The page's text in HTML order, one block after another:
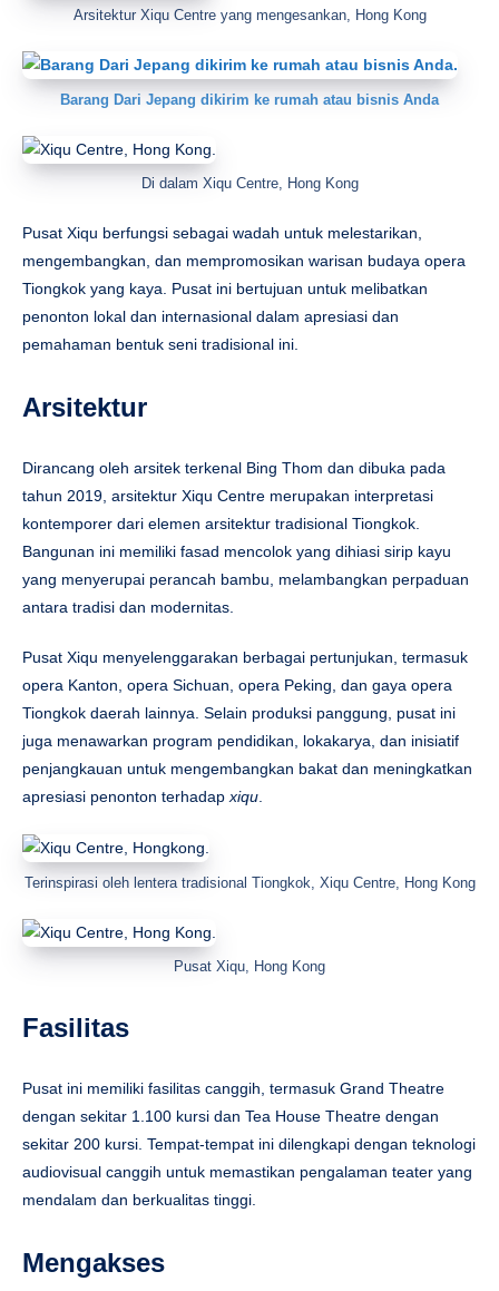
Arsitektur Xiqu Centre yang mengesankan, Hong Kong
Barang Dari Jepang dikirim ke rumah atau bisnis Anda
Di dalam Xiqu Centre, Hong Kong
Pusat Xiqu berfungsi sebagai wadah untuk melestarikan,
mengembangkan, dan mempromosikan warisan budaya opera
Tiongkok yang kaya. Pusat ini bertujuan untuk melibatkan
penonton lokal dan internasional dalam apresiasi dan
pemahaman bentuk seni tradisional ini.
Arsitektur
Dirancang oleh arsitek terkenal Bing Thom dan dibuka pada
tahun 2019, arsitektur Xiqu Centre merupakan interpretasi
kontemporer dari elemen arsitektur tradisional Tiongkok.
Bangunan ini memiliki fasad mencolok yang dihiasi sirip kayu
yang menyerupai perancah bambu, melambangkan perpaduan
antara tradisi dan modernitas.
Pusat Xiqu menyelenggarakan berbagai pertunjukan, termasuk
opera Kanton, opera Sichuan, opera Peking, dan gaya opera
Tiongkok daerah lainnya. Selain produksi panggung, pusat ini
juga menawarkan program pendidikan, lokakarya, dan inisiatif
penjangkauan untuk mengembangkan bakat dan meningkatkan
apresiasi penonton terhadapxiqu.
Terinspirasi oleh lentera tradisional Tiongkok, Xiqu Centre, Hong Kong
Pusat Xiqu, Hong Kong
Fasilitas
Pusat ini memiliki fasilitas canggih, termasuk Grand Theatre
dengan sekitar 1.100 kursi dan Tea House Theatre dengan
sekitar 200 kursi. Tempat-tempat ini dilengkapi dengan teknologi
audiovisual canggih untuk memastikan pengalaman teater yang
mendalam dan berkualitas tinggi.
Mengakses